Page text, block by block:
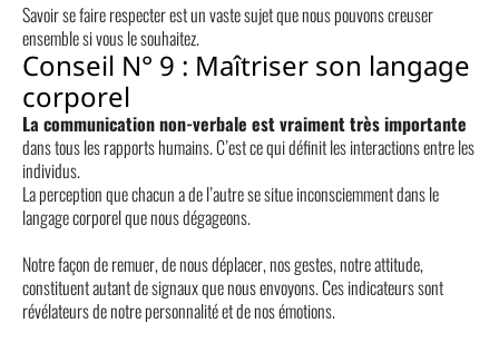
Savoir se faire respecter est un vaste sujet que nous pouvons creuser
ensemble si vous le souhaitez.
Conseil N° 9 : Maîtriser son langage
corporel
La communication non-verbale est vraiment très importante
dans tous les rapports humains. C’est ce qui définit les interactions entre les
individus.
La perception que chacun a de l’autre se situe inconsciemment dans le
langage corporel que nous dégageons.
Notre façon de remuer, de nous déplacer, nos gestes, notre attitude,
constituent autant de signaux que nous envoyons. Ces indicateurs sont
révélateurs de notre personnalité et de nos émotions.